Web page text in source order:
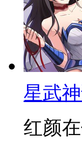
星武
红颜